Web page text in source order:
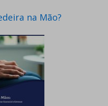
na Mão?